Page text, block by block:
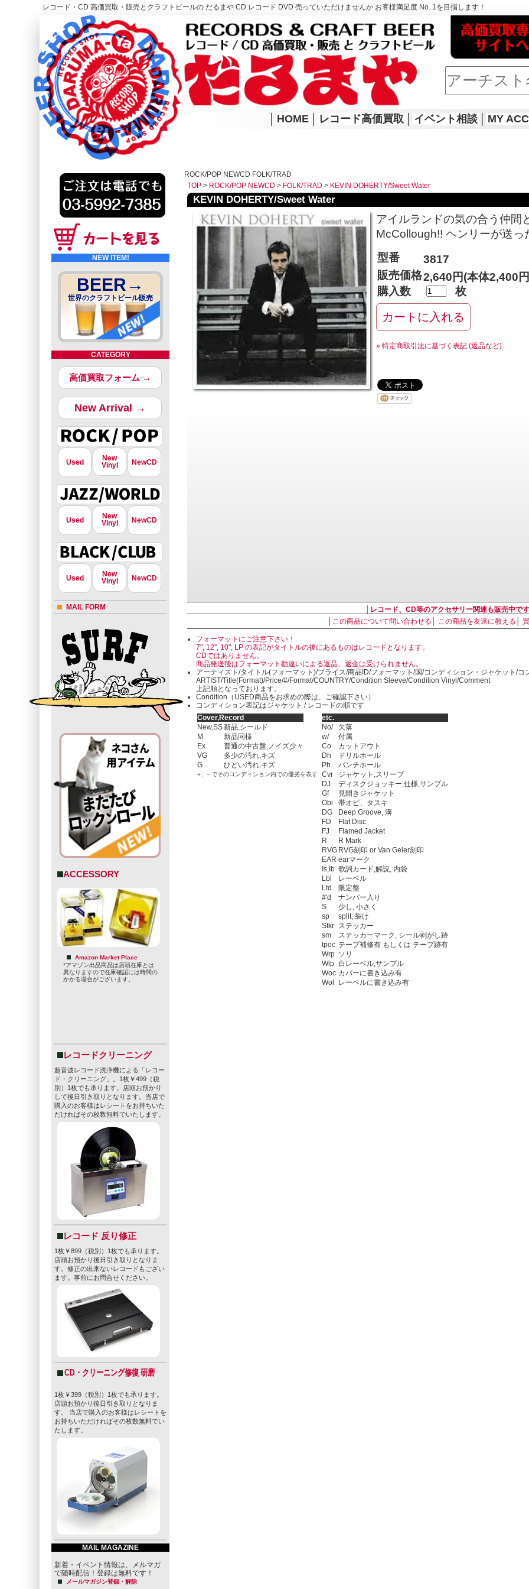
レコード・CD 高価買取・販売とクラフトビールの だるまや CD レコード DVD 売っていただけませんか お客様満足度 No. 1を目指します！
レコード高価買取はこちら
HOME
HOME レコード高価買取 イベント相談 MY
NEW ITEM!
BEER→
世界のクラフトビール販売
CATEGORY
高価買取フォーム →
New Arrival →
Used
New
Vinyl
NewCD
Used
New
Vinyl
NewCD
Used
New
Vinyl
NewCD
MAIL FORM
ACCESSORY
Amazon Market Place
*アマゾン出品商品は店頭在庫とは
異なりますので在庫確認には時間の
かかる場合がございます。
レコードクリーニング
超音波レコード洗浄機による「レコー
ド・クリーニング」。1枚￥499（税
別）1枚でも承ります。店頭お預かり
して後日引き取りとなります。当店で
購入のお客様はレシートをお持ちいた
だければその枚数無料でいたします。
レコード 反り修正
1枚￥899（税別）1枚でも承ります。
店頭お預かり後日引き取りとなりま
す。修正の出来ないレコードもござい
ます。事前にお問合せください。
CD・クリーニング修復 研磨
1枚￥399（税別）1枚でも承ります。
店頭お預かり後日引き取りとなりま
す。 当店で購入のお客様はレシートを
お持ちいただければその枚数無料でい
たします。
MAIL MAGAZINE
新着・イベント情報は、メルマガ
で随時配信！登録は無料です！
メールマガジン登録・解除
ROCK/POP NEWCD FOLK/TRAD
TOP > ROCK/POP NEWCD > FOLK/TRAD > KEVIN DOHERTY/Sweet Water
KEVIN DOHERTY/Sweet Water
アイルランドの気の合う仲間
McCollough!! ヘンリーが送
型番
3817
販売価格2,640円(本体2,400
購入数
枚
» 特定商取引法に基づく表記 (返品など)
レコード、CD等のアクセサリー関連も販売中です
この商品について問い合わせる この商品を友達に教える
フォーマットにご注意下さい！
7", 12", 10", LP の表記がタイトルの後にあるものはレコードとなります。
CDではありません。
商品発送後はフォーマット勘違いによる返品、返金は受けられません。
アーティスト/タイトル(フォーマット)/プライス/商品ID/フォーマット/国/コンディション・ジャケット/コ
ARTIST/Title(Format)/Price/#/Format/COUNTRY/Condition Sleeve/Condition Vinyl/Comment
上記順となっております。
Condition（USED商品をお求めの際は、ご確認下さい）
コンディション表記はジャケット / レコードの順です
Cover,Record
New,SS新品,シールド
M
新品同様
Ex
普通の中古盤,ノイズ少々
VG
多少の汚れ,キズ
G
ひどい汚れ,キズ
＋, －でそのコンディション内での優劣を表す
etc.
No/
欠落
w/
付属
Co
カットアウト
Dh
ドリルホール
Ph
パンチホール
Cvr
ジャケット,スリーブ
DJ
ディスクジョッキー,仕様,サンプル
Gf
見開きジャケット
Obi
帯オビ、タスキ
DG
Deep Groove, 溝
FD
Flat Disc
FJ
Flamed Jacket
R
R Mark
RVG RVG刻印 or Van Geler刻印
EAR earマーク
Is,Ib 歌詞カード,解説, 内袋
Lbl
レーベル
Ltd.
限定盤
#'d
ナンバー入り
S
少し, 小さく
sp
split, 裂け
Stkr ステッカー
sm
ステッカーマーク, シール剥がし跡
tpoc テープ補修有 もしくは テープ跡有
Wrp ソリ
Wlp 白レーベル,サンプル
Woc カバーに書き込み有
Wol
レーベルに書き込み有